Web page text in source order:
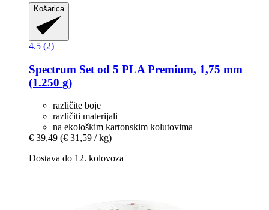
Košarica
4.5 (2)
Spectrum Set od 5 PLA Premium, 1,75 mm
(1.250 g)
različite boje
različiti materijali
na ekološkim kartonskim kolutovima
€ 39,49 (€ 31,59 / kg)
Dostava do 12. kolovoza